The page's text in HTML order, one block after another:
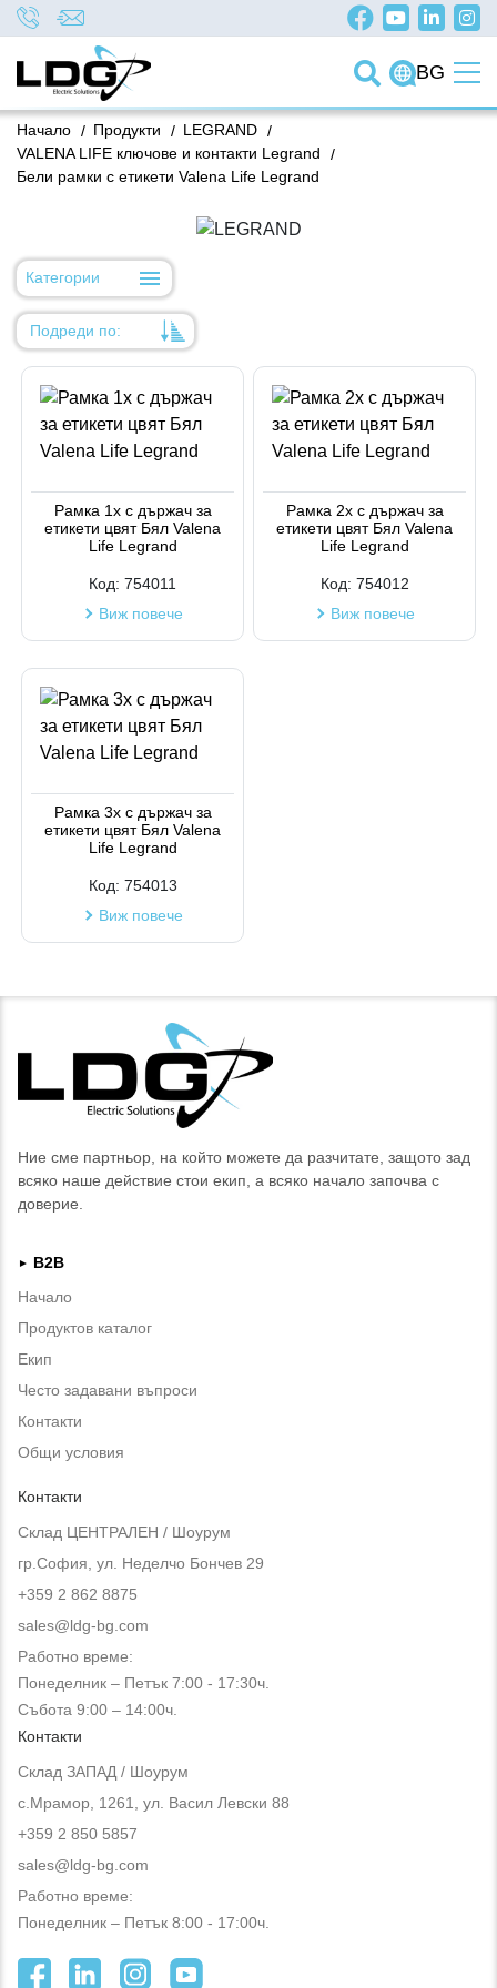
BG
/
Начало /
Продукти /
LEGRAND
/
VALENA LIFE ключове и контакти Legrand
Бели рамки с етикети Valena Life Legrand
Категории
Подреди по:
Име
Код на артикул
Код на артикул
Рамка 1х с държач за
етикети цвят Бял Valena
Life Legrand
Код: 754011
Виж повече
Рамка 2х с държач за
етикети цвят Бял Valena
Life Legrand
Код: 754012
Виж повече
Рамка 3х с държач за
етикети цвят Бял Valena
Life Legrand
Код: 754013
Виж повече
Ние сме партньор, на който можете да разчитате, защото зад
всяко наше действие стои екип, а всяко начало започва с
доверие.
►
B2B
Начало
Продуктов каталог
Екип
Често задавани въпроси
Контакти
Общи условия
Контакти
Склад ЦЕНТРАЛЕН / Шоурум
гр.София, ул. Неделчо Бончев 29
+359 2 862 8875
sales@ldg-bg.com
Работно време:
Понеделник – Петък 7:00 - 17:30ч.
Събота 9:00 – 14:00ч.
Контакти
Склад ЗАПАД / Шоурум
с.Мрамор, 1261, ул. Васил Левски 88
+359 2 850 5857
sales@ldg-bg.com
Работно време:
Понеделник – Петък 8:00 - 17:00ч.